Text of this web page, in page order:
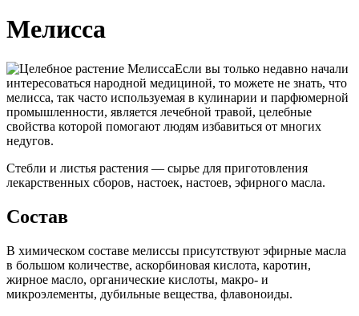
Мелисса
Если вы только недавно начали
интересоваться народной медициной, то можете не знать, что
мелисса, так часто используемая в кулинарии и парфюмерной
промышленности, является лечебной травой, целебные
свойства которой помогают людям избавиться от многих
недугов.
Стебли и листья растения — сырье для приготовления
лекарственных сборов, настоек, настоев, эфирного масла.
Состав
В химическом составе мелиссы присутствуют эфирные масла
в большом количестве, аскорбиновая кислота, каротин,
жирное масло, органические кислоты, макро- и
микроэлементы, дубильные вещества, флавоноиды.